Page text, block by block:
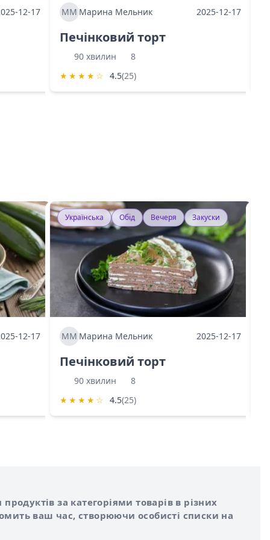
12-17 МММарина Мельник 2025-12-17
Печінковий торт
90 хвилин
8
★ ★ ★ ★ ☆ 4.5(25)
12-17
Українська Обід Вечеря Закуски
МММарина Мельник 2025-12-17
Печінковий торт
90 хвилин
8
★ ★ ★ ★ ☆ 4.5(25)
за категоріями товарів в різних
ваш час, створюючи особисті списки на